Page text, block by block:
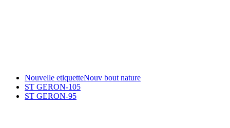
Nouvelle etiquetteNouv bout nature
ST GERON-105
ST GERON-95